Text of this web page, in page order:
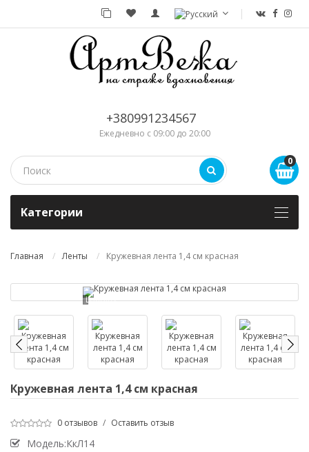
+380991234567
Ежедневно с 09:00 до 20:00
0
Kатегории
Главная Ленты Кружевная лента 1,4 см красная
Loading...
Кружевная лента 1,4 см красная
0 отзывов / Оставить отзыв
Модель:КкЛ14